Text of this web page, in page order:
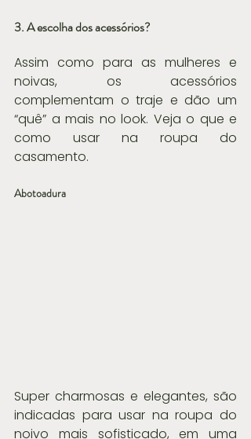
3. A escolha dos acessórios?
Assim como para as mulheres e
noivas, os acessórios
complementam o traje e dão um
“quê” a mais no look. Veja o que e
como usar na roupa do
casamento.
Abotoadura
Super charmosas e elegantes, são
indicadas para usar na roupa do
noivo mais sofisticado, em uma